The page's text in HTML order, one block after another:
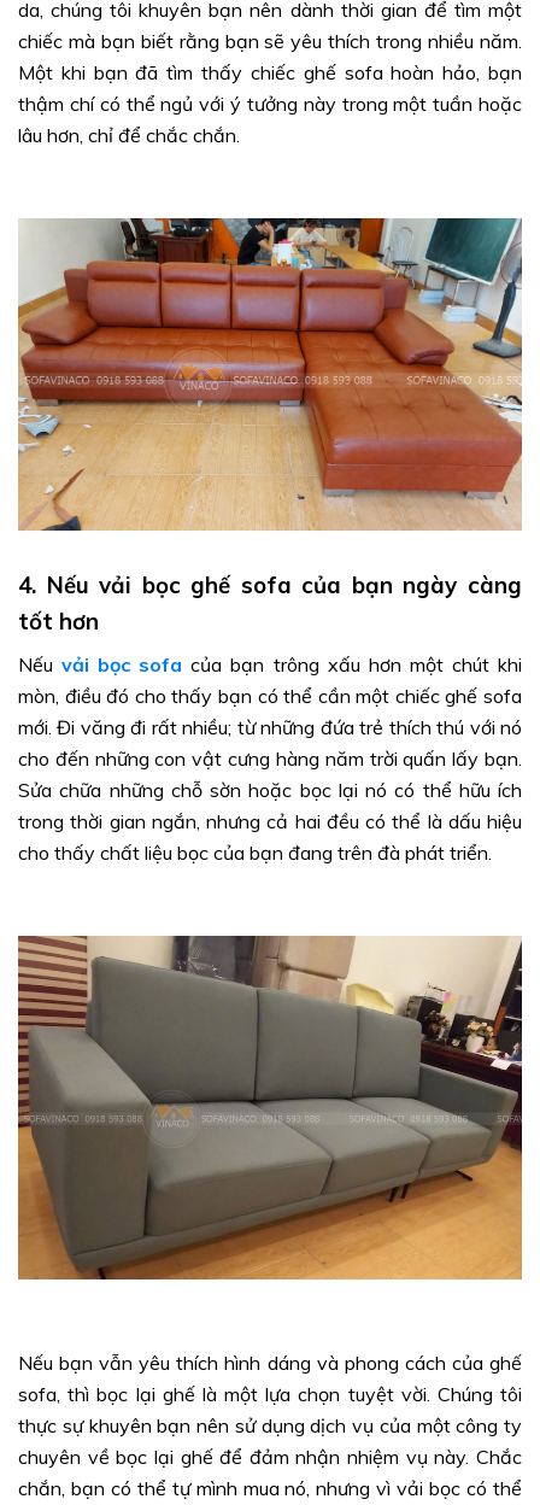
da, chúng tôi khuyên bạn nên dành thời gian để tìm một
chiếc mà bạn biết rằng bạn sẽ yêu thích trong nhiều năm.
Một khi bạn đã tìm thấy chiếc ghế sofa hoàn hảo, bạn
thậm chí có thể ngủ với ý tưởng này trong một tuần hoặc
lâu hơn, chỉ để chắc chắn.
4. Nếu vải bọc ghế sofa của bạn ngày càng
tốt hơn
Nếuvải bọc sofa của bạn trông xấu hơn một chút khi
mòn, điều đó cho thấy bạn có thể cần một chiếc ghế sofa
mới. Đi văng đi rất nhiều; từ những đứa trẻ thích thú với nó
cho đến những con vật cưng hàng năm trời quấn lấy bạn.
Sửa chữa những chỗ sờn hoặc bọc lại nó có thể hữu ích
trong thời gian ngắn, nhưng cả hai đều có thể là dấu hiệu
cho thấy chất liệu bọc của bạn đang trên đà phát triển.
Nếu bạn vẫn yêu thích hình dáng và phong cách của ghế
sofa, thì bọc lại ghế là một lựa chọn tuyệt vời. Chúng tôi
thực sự khuyên bạn nên sử dụng dịch vụ của một công ty
chuyên về bọc lại ghế để đảm nhận nhiệm vụ này. Chắc
chắn, bạn có thể tự mình mua nó, nhưng vì vải bọc có thể